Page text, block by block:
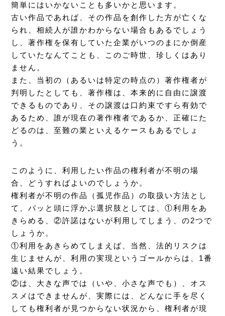
簡単にはいかないことも多いかと思います。
古い作品であれば、その作品を創作した方が亡くな
られ、相続人が誰かわからない場合もあるでしょう
し、著作権を保有していた企業がいつのまにか倒産
していたなんてことも、このご時世、珍しくはあり
ません。
また、当初の（あるいは特定の時点の）著作権者が
判明したとしても、著作権は、本来的に自由に譲渡
できるものであり、その譲渡は口約束ですら有効で
あるため、誰が現在の著作権者であるか、正確にた
どるのは、至難の業といえるケースもあるでしょ
う。
このように、利用したい作品の権利者が不明の場
合、どうすればよいのでしょうか。
権利者が不明の作品（孤児作品）の取扱い方法とし
て、パッと頭に浮かぶ選択肢としては、①利用をあ
きらめる、②許諾はないが利用してしまう、の2つで
しょうか。
①利用をあきらめてしまえば、当然、法的リスクは
生じませんが、利用の実現というゴールからは、1番
遠い結果でしょう。
②は、大きな声では（いや、小さな声でも）、オス
スメはできませんが、実際には、どんなに手を尽く
しても権利者が見つからない状況から、権利者が現